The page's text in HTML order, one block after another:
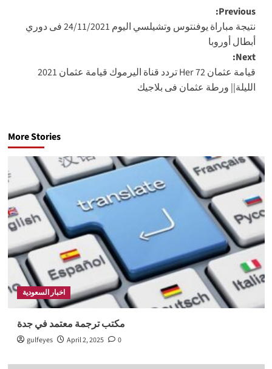
Post
navigation
Previous:
نتيجة مباراة يوفنتوس وتشيلسي اليوم 24/11/2021 فى دوري
أبطال أوروبا
Next:
قيامة عثمان 72 Her تردد قناة اليرموك قيامة عثمان 2021
الليلة|| ورطة عثمان فى بلاجيك
More Stories
اخبار السعودية
مكتب ترجمة معتمد في جدة
gulfeyes April 2, 2025 0